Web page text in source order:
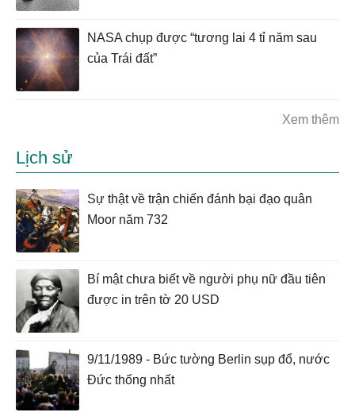
NASA chụp được “tương lai 4 tỉ năm sau
của Trái đất”
Xem thêm
Lịch sử
Sự thật về trận chiến đánh bại đạo quân
Moor năm 732
Bí mật chưa biết về người phụ nữ đầu tiên
được in trên tờ 20 USD
9/11/1989 - Bức tường Berlin sụp đổ, nước
Đức thống nhất